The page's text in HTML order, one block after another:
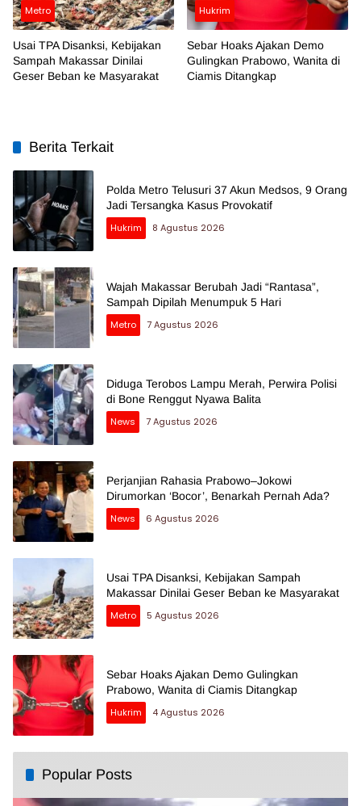
Metro
Usai TPA Disanksi, Kebijakan
Sampah Makassar Dinilai
Geser Beban ke Masyarakat
Hukrim
Sebar Hoaks Ajakan Demo
Gulingkan Prabowo, Wanita di
Ciamis Ditangkap
Berita Terkait
Polda Metro Telusuri 37 Akun Medsos, 9 Orang
Jadi Tersangka Kasus Provokatif
Hukrim
8 Agustus 2026
Wajah Makassar Berubah Jadi “Rantasa”,
Sampah Dipilah Menumpuk 5 Hari
Metro
7 Agustus 2026
Diduga Terobos Lampu Merah, Perwira Polisi
di Bone Renggut Nyawa Balita
News
7 Agustus 2026
Perjanjian Rahasia Prabowo–Jokowi
Dirumorkan ‘Bocor’, Benarkah Pernah Ada?
News
6 Agustus 2026
Usai TPA Disanksi, Kebijakan Sampah
Makassar Dinilai Geser Beban ke Masyarakat
Metro
5 Agustus 2026
Sebar Hoaks Ajakan Demo Gulingkan
Prabowo, Wanita di Ciamis Ditangkap
Hukrim
4 Agustus 2026
Popular Posts